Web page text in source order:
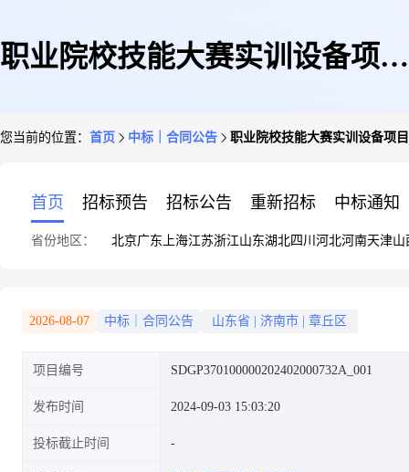
职业院校技能大赛实训设备项目
您当前的位置： 首页 中标｜合同公告 职业院校技能大赛实训设备项
首页 招标预告 招标公告 重新招标 中标通知
省份地区： 北京广东 上海江苏浙江山东湖北四川 河北河南天津山
2026-08-07 中标｜合同公告 山东省 济南市 章丘区
项目编号 SDGP370100000202402000732A_001
发布时间 2024-09-03 15:03:20
投标截止时间